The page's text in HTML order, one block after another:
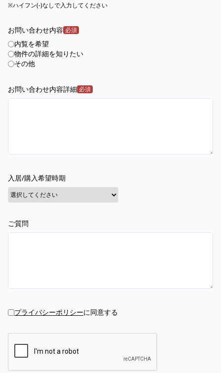
※ハイフン(-)なしで入力してください
お問い合わせ内容 必須
内覧を希望
物件の詳細を知りたい
その他
お問い合わせ内容詳細 必須
入居/購入希望時期
ご質問
プライバシーポリシーに同意する